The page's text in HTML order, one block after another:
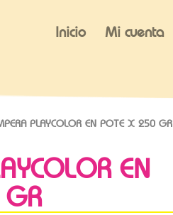
Inicio Mi cuenta
PLAYCOLOR EN POTE X 250 GR
EN